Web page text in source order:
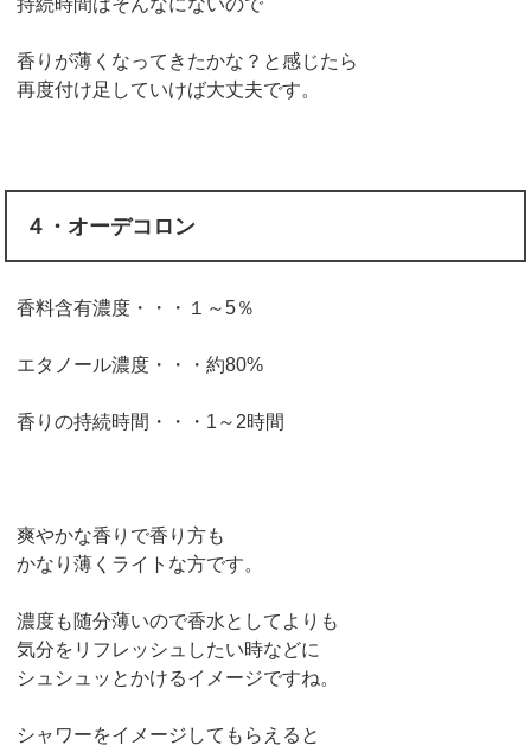
持続時間はそんなにないので
香りが薄くなってきたかな？と感じたら
再度付け足していけば大丈夫です。
４・オーデコロン
香料含有濃度・・・１～5％
エタノール濃度・・・約80%
香りの持続時間・・・1～2時間
爽やかな香りで香り方も
かなり薄くライトな方です。
濃度も随分薄いので香水としてよりも
気分をリフレッシュしたい時などに
シュシュッとかけるイメージですね。
シャワーをイメージしてもらえると